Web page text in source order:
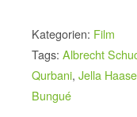
Kategorien: Film
Tags: Albrecht
Qurbani, Jella Haase
Bungué